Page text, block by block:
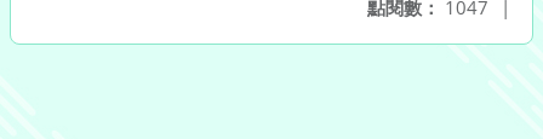
點閱數： 1047 |